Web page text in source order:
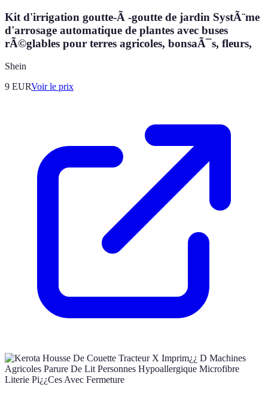
Kit d'irrigation goutte-Ã -goutte de jardin SystÃ¨me
d'arrosage automatique de plantes avec buses
rÃ©glables pour terres agricoles, bonsaÃ¯s, fleurs,
Shein
9 EURVoir le prix